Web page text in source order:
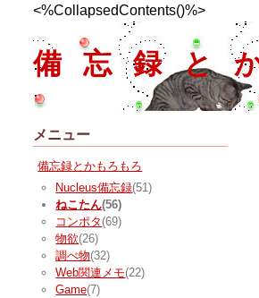
<%CollapsedContents()%>
備忘録と
メニュー
備忘録とかもろもろ
Nucleus備忘録(51)
ねこたん(56)
コンポタ (69)
物欲(26)
調べ物(32)
Web関連メモ(22)
Game(7)